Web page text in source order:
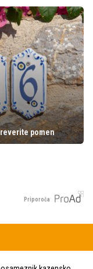
pomen
Priporoča